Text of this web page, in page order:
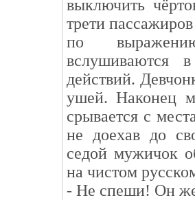
выключить
трети
по
вслушиваются
действий.
ушей. Наконец
срывается с
не доехав до
седой мужичок
на чистом
- Не спеши! Он